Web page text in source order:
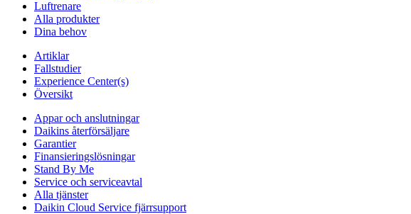
Luftrenare
Alla produkter
Dina behov
Artiklar
Fallstudier
Experience Center(s)
Översikt
Appar och anslutningar
Daikins återförsäljare
Garantier
Finansieringslösningar
Stand By Me
Service och serviceavtal
Alla tjänster
Daikin Cloud Service fjärrsupport